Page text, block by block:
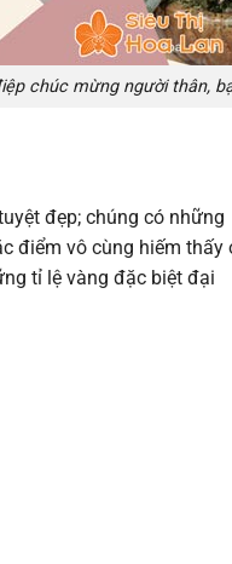
chúc mừng người thân,
đẹp; chúng có những
điểm vô cùng hiếm thấy
tỉ lệ vàng đặc biệt đại